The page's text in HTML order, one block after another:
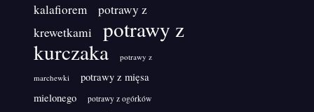
kalafiorem
potrawy z
krewetkami
potrawy z
kurczaka
potrawy z
marchewki
potrawy z mięsa
mielonego
potrawy z ogórków